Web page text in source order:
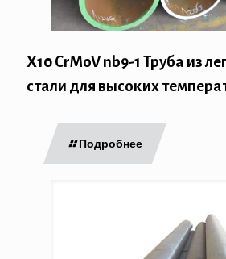
X10 CrMoV nb9-1 Труба из
стали для высоких
Подробнее